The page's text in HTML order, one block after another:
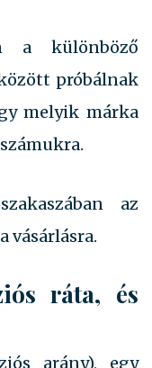
a különböző
próbálnak
melyik márka
az
vásárlásra.
ráta, és
arány), egy